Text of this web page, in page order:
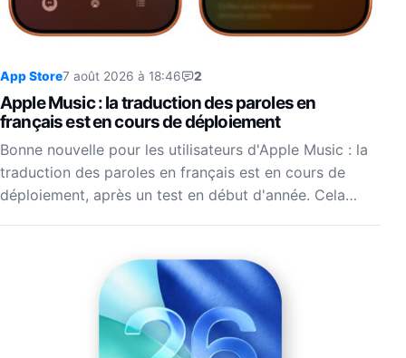
App Store7 août 2026 à 18:46 2
Apple Music : la traduction des paroles en
français est en cours de déploiement
Bonne nouvelle pour les utilisateurs d'Apple Music : la
traduction des paroles en français est en cours de
déploiement, après un test en début d'année. Cela…